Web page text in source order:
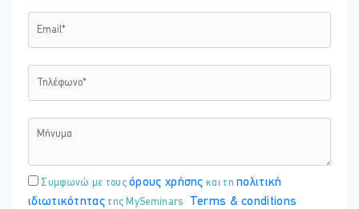
Συμφωνώ με τουςόρους χρήσης και τηπολιτική
ιδιωτικότηταςτης MySeminars Terms & conditions